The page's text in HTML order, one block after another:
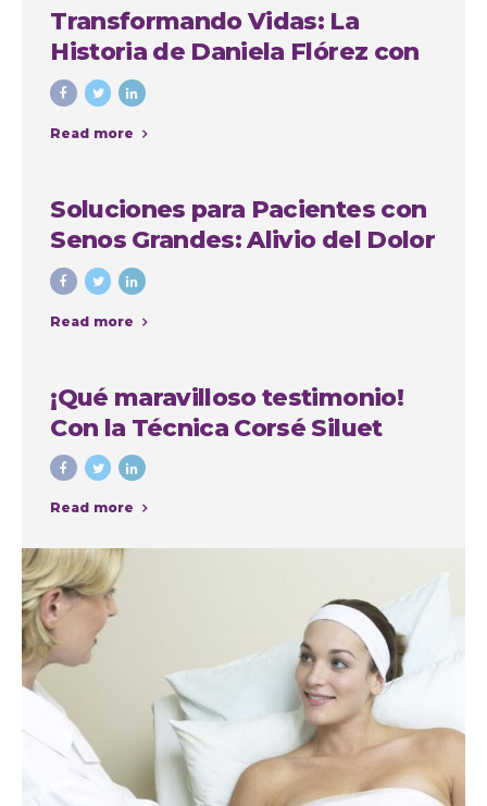
Transformando Vidas: La
Historia de Daniela Flórez con
Nuestro Grupo Quirúrgico en
Medellín
Read more
Soluciones para Pacientes con
Senos Grandes: Alivio del Dolor
de Espalda, Mejora de la
Comodidad y Recuperación de
la Autoestima
Read more
¡Qué maravilloso testimonio!
Con la Técnica Corsé Siluet
Read more